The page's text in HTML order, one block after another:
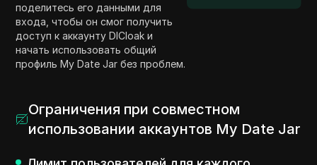
поделитесь его данными для
входа, чтобы он смог получить
доступ к аккаунту DICloak и
начать использовать общий
профиль My Date Jar без проблем.
Ограничения при совместном
использовании аккаунтов My Date Jar